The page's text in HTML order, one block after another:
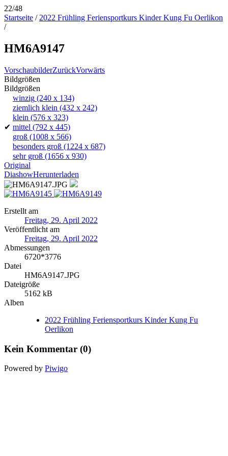
22/48
Startseite / 2022 Frühling Feriensportkurs Kinder Kung Fu Oerlikon
/
HM6A9147
VorschaubilderZurückVorwärts
Bildgrößen
Bildgrößen
winzig (240 x 134)
ziemlich klein (432 x 242)
klein (576 x 323)
✔ mittel (792 x 445)
groß (1008 x 566)
besonders groß (1224 x 687)
sehr groß (1656 x 930)
Original
DiashowHerunterladen
Erstellt am
Freitag, 29. April 2022
Veröffentlicht am
Freitag, 29. April 2022
Abmessungen
6720*3776
Datei
HM6A9147.JPG
Dateigröße
5162 kB
Alben
2022 Frühling Feriensportkurs Kinder Kung Fu
Oerlikon
Kein Kommentar (0)
Powered by Piwigo